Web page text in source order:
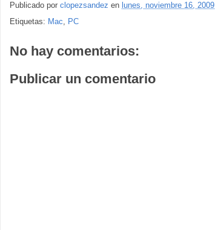
Publicado por clopezsandez en lunes, noviembre 16, 2009
Etiquetas: Mac, PC
No hay comentarios:
Publicar un comentario